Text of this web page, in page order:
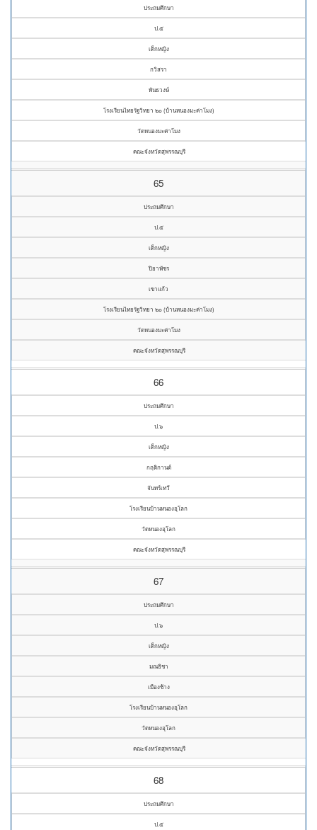
ประถมศึกษา
ป.๕
เด็กหญิง
กวิสรา
พันธวงษ์
โรงเรียนไทยรัฐวิทยา ๒๐ (บ้านหนองมะค่าโมง)
วัดหนองมะค่าโมง
คณะจังหวัดสุพรรณบุรี
65
ประถมศึกษา
ป.๕
เด็กหญิง
ปิยาพัชร
เขาแก้ว
โรงเรียนไทยรัฐวิทยา ๒๐ (บ้านหนองมะค่าโมง)
วัดหนองมะค่าโมง
คณะจังหวัดสุพรรณบุรี
66
ประถมศึกษา
ป.๖
เด็กหญิง
กฤติกานต์
จันทร์เทวี
โรงเรียนบ้านหนองอุโลก
วัดหนองอุโลก
คณะจังหวัดสุพรรณบุรี
67
ประถมศึกษา
ป.๖
เด็กหญิง
มณธิชา
เมืองช้าง
โรงเรียนบ้านหนองอุโลก
วัดหนองอุโลก
คณะจังหวัดสุพรรณบุรี
68
ประถมศึกษา
ป.๕